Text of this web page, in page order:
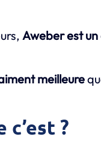
Aweber est
meilleure
c’est ?